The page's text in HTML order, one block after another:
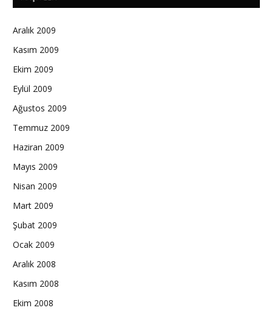
Aralık 2009
Kasım 2009
Ekim 2009
Eylül 2009
Ağustos 2009
Temmuz 2009
Haziran 2009
Mayıs 2009
Nisan 2009
Mart 2009
Şubat 2009
Ocak 2009
Aralık 2008
Kasım 2008
Ekim 2008